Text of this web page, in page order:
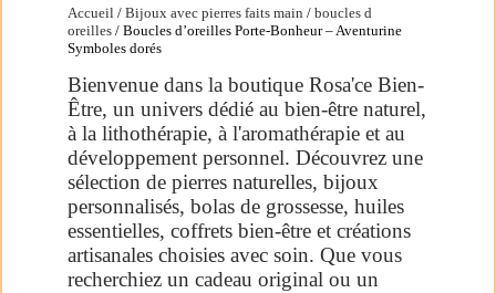
Accueil / Bijoux avec pierres faits main / boucles d
oreilles / Boucles d’oreilles Porte-Bonheur – Aventurine
Symboles dorés
Bienvenue dans la boutique Rosa'ce Bien-
Être, un univers dédié au bien-être naturel,
à la lithothérapie, à l'aromathérapie et au
développement personnel. Découvrez une
sélection de pierres naturelles, bijoux
personnalisés, bolas de grossesse, huiles
essentielles, coffrets bien-être et créations
artisanales choisies avec soin. Que vous
recherchiez un cadeau original ou un